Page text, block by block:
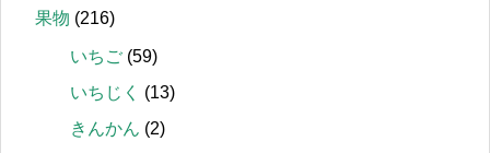
果物 (216)
いちご (59)
いちじく
(13)
きんかん (2)